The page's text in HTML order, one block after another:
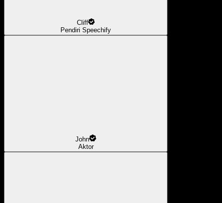
Cliff
Pendiri Speechify
John
Aktor